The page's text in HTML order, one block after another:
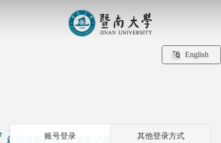
English
账号登录 其他登录方式